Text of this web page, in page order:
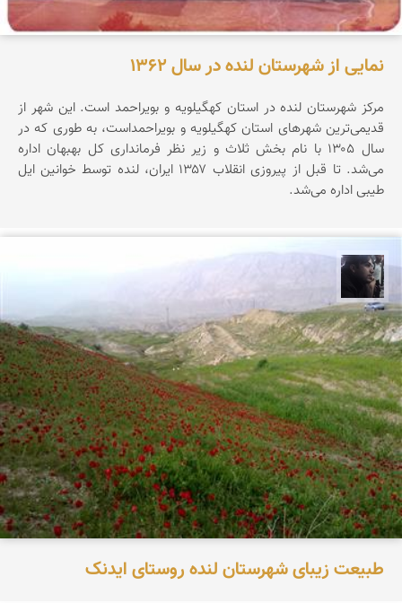
نمایی از شهرستان لنده در سال 1362
مرکز شهرستان لنده در استان کهگیلویه و بویراحمد است. این شهر از
قدیمی‌ترین شهرهای استان کهگیلویه و بویراحمداست، به طوری که در
سال ۱۳۰۵ با نام بخش ثلاث و زیر نظر فرمانداری کل بهبهان اداره
می‌شد. تا قبل از پیروزی انقلاب ۱۳۵۷ ایران، لنده توسط خوانین ایل
طیبی اداره می‌شد.
طبیعت زیبای شهرستان لنده روستای ایدنک